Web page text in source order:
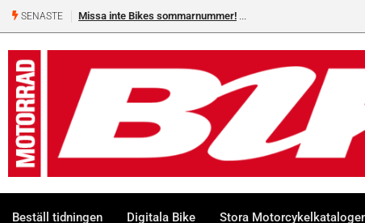
SENASTE Missa inte Bikes sommarnummer!
Beställ tidningen Digitala Bike Stora